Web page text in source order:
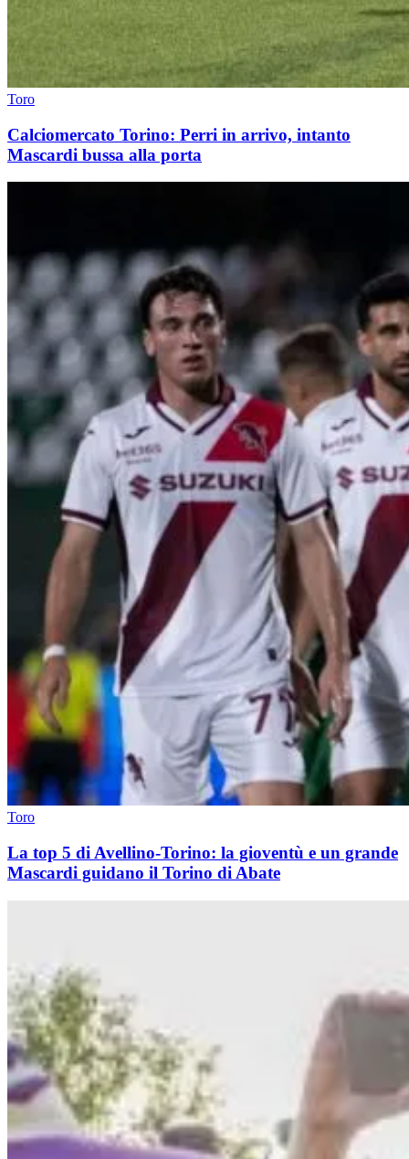
Toro
Calciomercato Torino: Perri in arrivo, intanto
Mascardi bussa alla porta
Toro
La top 5 di Avellino-Torino: la gioventù e un grande
Mascardi guidano il Torino di Abate